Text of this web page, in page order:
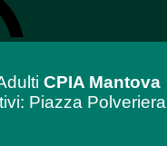
CPIA Mantova
Piazza